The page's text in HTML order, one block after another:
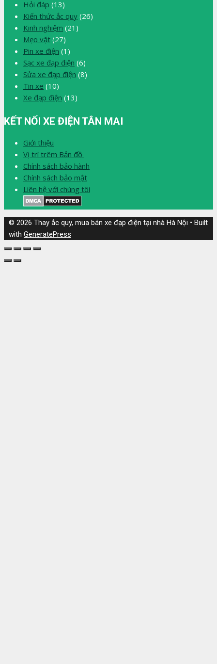
Hỏi đáp (13)
Kiến thức ắc quy (26)
Kinh nghiệm (21)
Mẹo vặt (27)
Pin xe điện (1)
Sạc xe đạp điện (6)
Sửa xe đạp điện (8)
Tin xe (10)
Xe đạp điện (13)
KẾT NỐI XE ĐIỆN TÂN MAI
Giới thiệu
Vị trí trêm Bản đồ
Chính sách bảo hành
Chính sách bảo mật
Liên hệ với chúng tôi
© 2026 Thay ắc quy, mua bán xe đạp điện tại nhà Hà Nội • Built
with GeneratePress